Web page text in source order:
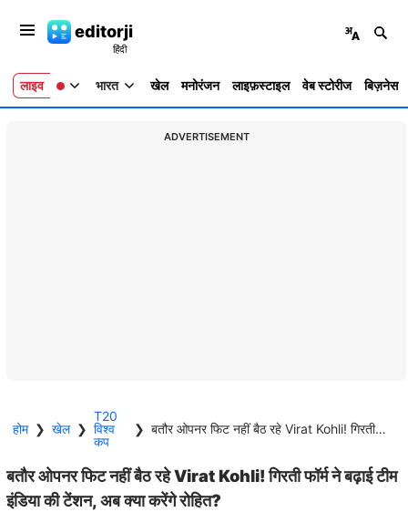
editorji
लाइव भारत खेल मनोरंजन लाइफ़स्टाइल वेब स्टोरीज बिज़नेस
ADVERTISEMENT
होम ❯ खेल ❯
T20
विश्व
कप
❯ बतौर ओपनर फिट नहीं बैठ रहे Virat Kohli! गिरती फॉर्म ने बढ़ाई टीम इंडिया की टेंशन, अब क्या करेंगे रोहित?
बतौर ओपनर फिट नहीं बैठ रहे Virat Kohli! गिरती फॉर्म ने बढ़ाई टीम
इंडिया की टेंशन, अब क्या करेंगे रोहित?